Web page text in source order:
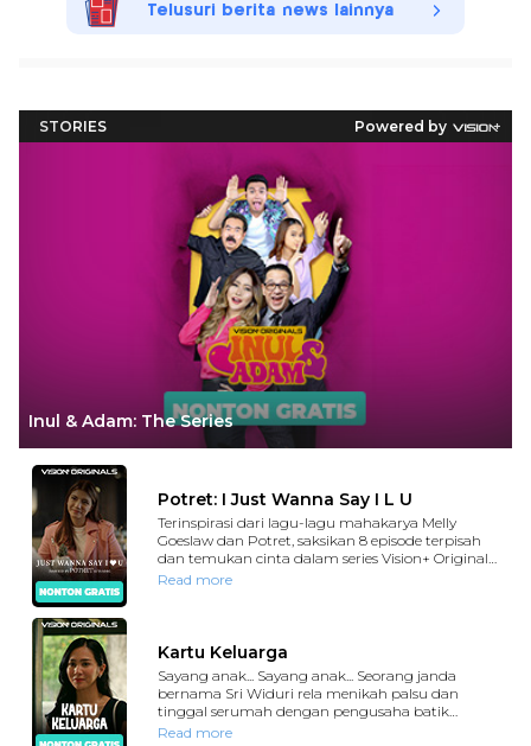
Telusuri berita news lainnya